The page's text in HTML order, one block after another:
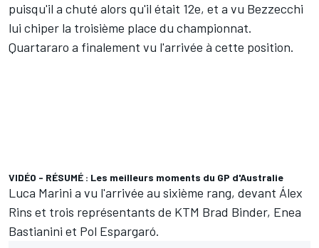
puisqu'il a chuté alors qu'il était 12e, et a vu Bezzecchi
lui chiper la troisième place du championnat.
Quartararo a finalement vu l'arrivée à cette position.
VIDÉO - RÉSUMÉ : Les meilleurs moments du GP d'Australie
Luca Marini a vu l'arrivée au sixième rang, devant Álex
Rins et trois représentants de KTM Brad Binder, Enea
Bastianini et Pol Espargaró.